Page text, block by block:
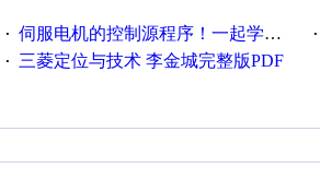
· 伺服电机的控制源程序！一起学习下 ·
· 三菱定位与技术 李金城完整版PDF